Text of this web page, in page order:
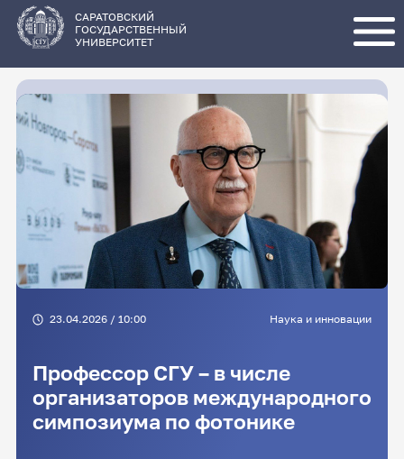
основному
содержанию
САРАТОВСКИЙ
ГОСУДАРСТВЕННЫЙ
УНИВЕРСИТЕТ
23.04.2026 / 10:00 Наука и инновации
Профессор СГУ – в числе
организаторов международного
симпозиума по фотонике